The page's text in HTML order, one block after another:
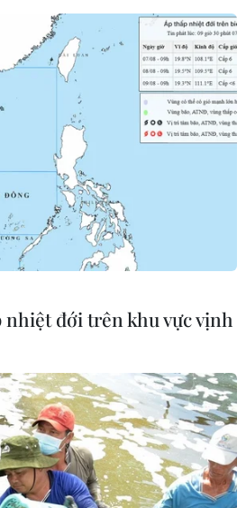
MỤC
đới trên khu vực vịnh